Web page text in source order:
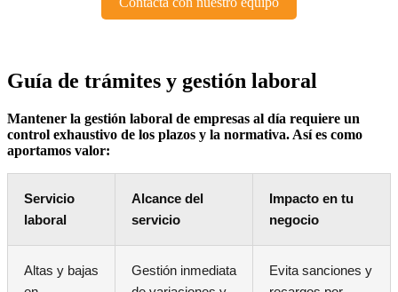
Guía de trámites y gestión laboral
Mantener la gestión laboral de empresas al día requiere un
control exhaustivo de los plazos y la normativa. Así es como
aportamos valor:
Servicio
laboral
Alcance del
servicio
Impacto en tu
negocio
Altas y bajas
Gestión inmediata
Evita sanciones y